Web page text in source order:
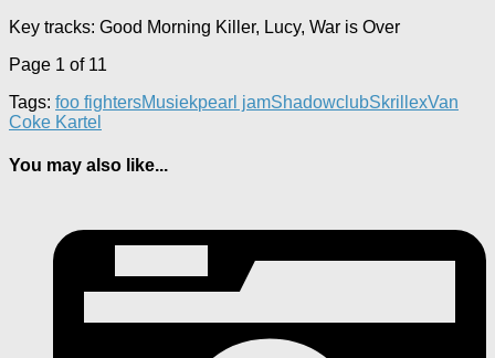
Key tracks: Good Morning Killer, Lucy, War is Over
Page 1 of 11
Tags: foo fightersMusiekpearl jamShadowclubSkrillexVan
Coke Kartel
You may also like...